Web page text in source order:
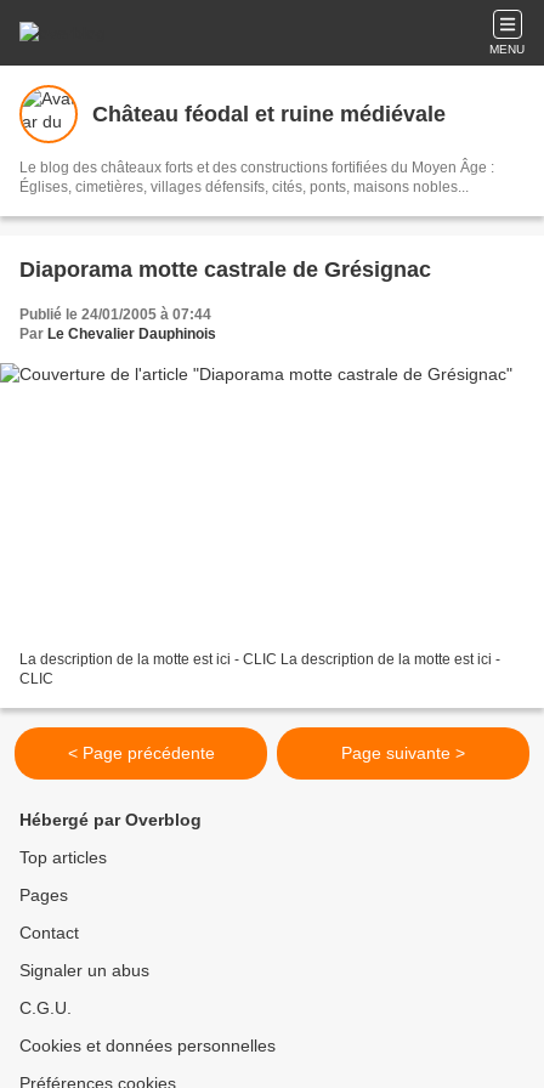
MENU
Château féodal et ruine médiévale
Le blog des châteaux forts et des constructions fortifiées du Moyen Âge :
Églises, cimetières, villages défensifs, cités, ponts, maisons nobles...
Diaporama motte castrale de Grésignac
Publié le 24/01/2005 à 07:44
Par Le Chevalier Dauphinois
La description de la motte est ici - CLIC La description de la motte est ici -
CLIC
< Page précédente Page suivante >
Hébergé par Overblog
Top articles
Pages
Contact
Signaler un abus
C.G.U.
Cookies et données personnelles
Préférences cookies